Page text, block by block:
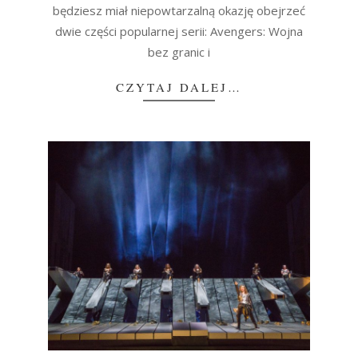
będziesz miał niepowtarzalną okazję obejrzeć
dwie części popularnej serii: Avengers: Wojna
bez granic i
CZYTAJ DALEJ…